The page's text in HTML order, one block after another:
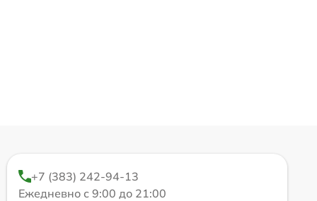
+7 (383) 242-94-13
Ежедневно с 9:00 до 21:00